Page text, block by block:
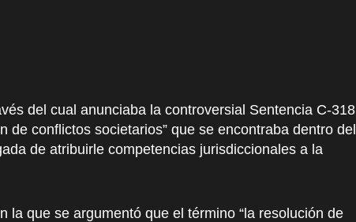
del cual anunciaba la controversial Sentencia C-318
conflictos societarios” que se encontraba dentro del
de atribuirle competencias jurisdiccionales a la
que se argumentó que el término “la resolución de